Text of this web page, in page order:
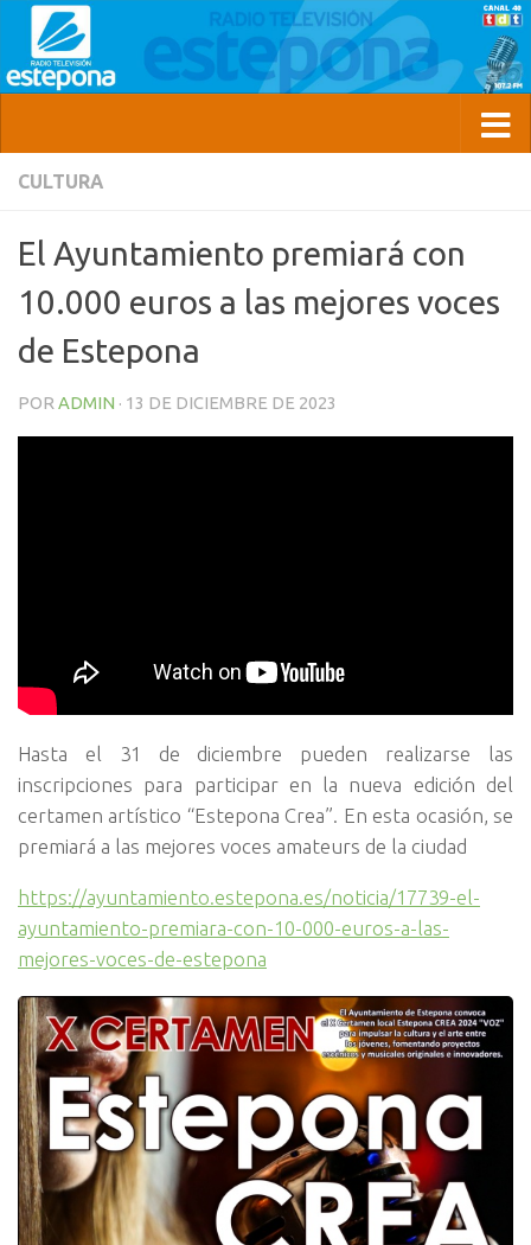
CULTURA
El Ayuntamiento premiará con
10.000 euros a las mejores voces
de Estepona
POR ADMIN · 13 DE DICIEMBRE DE 2023
Hasta el 31 de diciembre pueden realizarse las
inscripciones para participar en la nueva edición del
certamen artístico “Estepona Crea”. En esta ocasión, se
premiará a las mejores voces amateurs de la ciudad
https://ayuntamiento.estepona.es/noticia/17739-el-
ayuntamiento-premiara-con-10-000-euros-a-las-
mejores-voces-de-estepona